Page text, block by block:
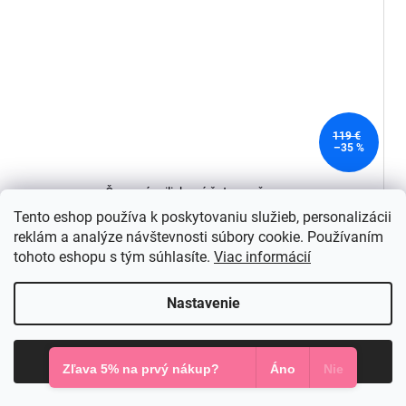
Tento eshop používa k poskytovaniu služieb, personalizácii
reklám a analýze návštevnosti súbory cookie. Používaním
tohoto eshopu s tým súhlasíte. Viac informácií
Nastavenie
Súhlasím
119 €
–35 %
Červené priliehavé šaty s ružou
Skladom v e-shope
77,35 €
S M XL
Zľava 5% na prvý nákup? Áno Nie